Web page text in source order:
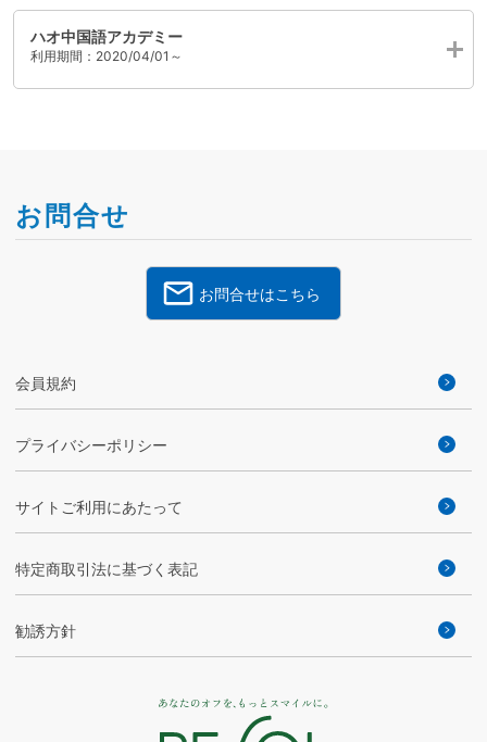
ハオ中国語アカデミー
利用期間：2020/04/01～
お問合せ
お問合せはこちら
会員規約
プライバシーポリシー
サイトご利用にあたって
特定商取引法に基づく表記
勧誘方針